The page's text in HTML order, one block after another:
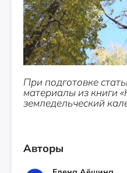
При подготовке
материалы из книги
земледельческий
Авторы